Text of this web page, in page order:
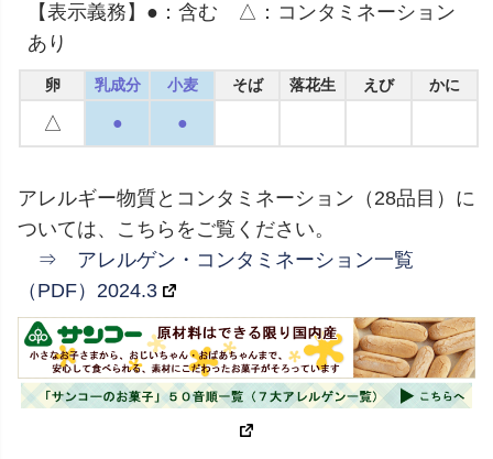
【表示義務】●：含む △：コンタミネーション
あり
卵 乳成分 小麦 そば 落花生 えび かに
△ ● ●
アレルギー物質とコンタミネーション（28品目）に
ついては、こちらをご覧ください。
⇒ アレルゲン・コンタミネーション一覧
（PDF）2024.3